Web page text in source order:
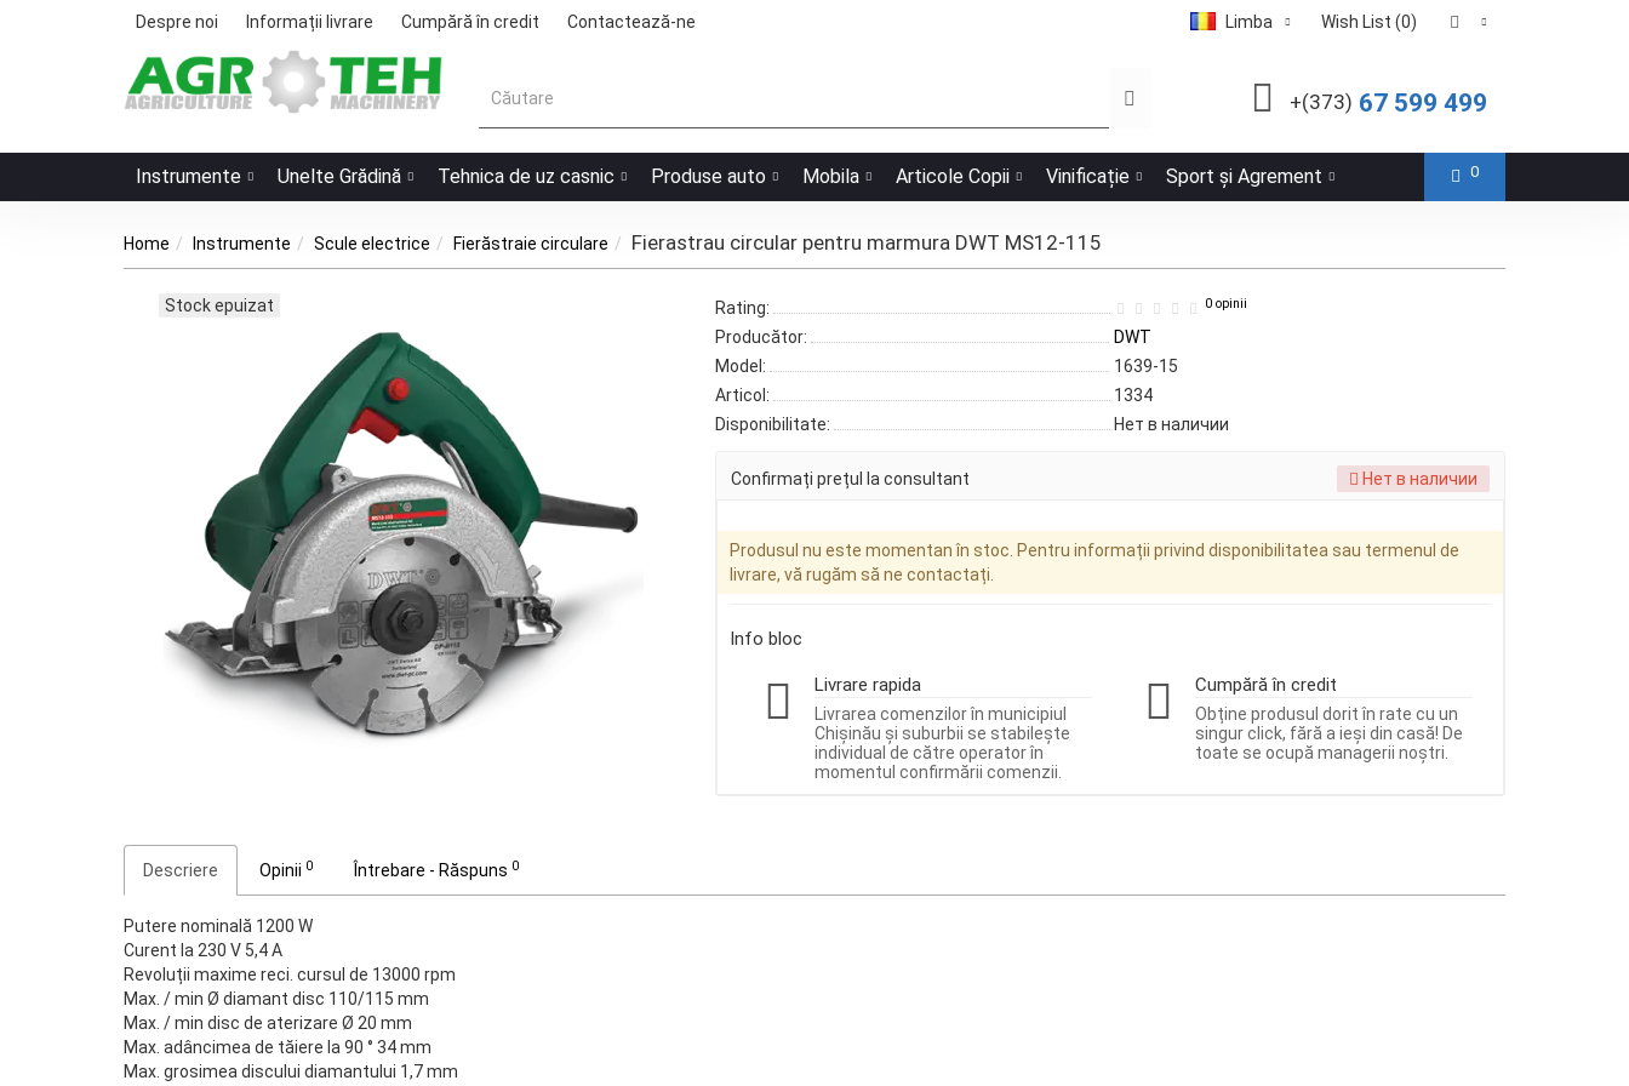
Despre noi Informații livrare Cumpără în credit Contactează-ne Limba Wish List (0)
+(373) 67 599 499
Instrumente Unelte Grădină Tehnica de uz casnic Produse auto Mobila Articole Copii Vinificație Sport și Agrement 0
Home Instrumente Scule electrice Fierăstraie circulare Fierastrau circular pentru marmura DWT MS12-115
Stock epuizat Rating: 0 opinii
Producător:
DWT
Model:
1639-15
Articol:
1334
Disponibilitate:
Нет в наличии
Confirmați prețul la consultant Нет в наличии
Produsul nu este momentan în stoc. Pentru informații privind disponibilitatea sau termenul de
livrare, vă rugăm să ne contactați.
Info bloc
Livrare rapida
Livrarea comenzilor în municipiul
Chișinău și suburbii se stabilește
individual de către operator în
momentul confirmării comenzii.
Cumpără în credit
Obține produsul dorit în rate cu un
singur click, fără a ieși din casă! De
toate se ocupă managerii noștri.
Descriere Opinii 0 Întrebare - Răspuns 0
Putere nominală 1200 W
Curent la 230 V 5,4 A
Revoluții maxime reci. cursul de 13000 rpm
Max. / min Ø diamant disc 110/115 mm
Max. / min disc de aterizare Ø 20 mm
Max. adâncimea de tăiere la 90 ° 34 mm
Max. grosimea discului diamantului 1,7 mm